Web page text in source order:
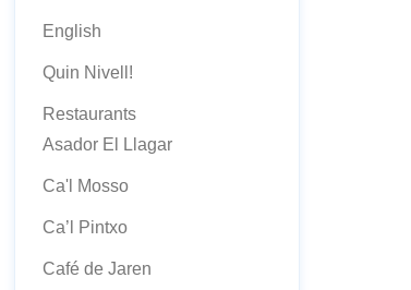
English
Quin Nivell!
Restaurants
Asador El Llagar
Ca'l Mosso
Ca’l Pintxo
Café de Jaren